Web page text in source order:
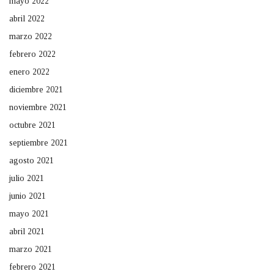
abril 2022
marzo 2022
febrero 2022
enero 2022
diciembre 2021
noviembre 2021
octubre 2021
septiembre 2021
agosto 2021
julio 2021
junio 2021
mayo 2021
abril 2021
marzo 2021
febrero 2021